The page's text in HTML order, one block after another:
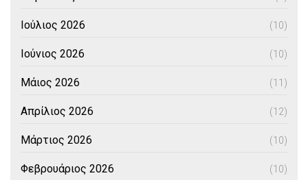
Ιούλιος 2026 (10)
Ιούνιος 2026 (10)
Μάιος 2026 (11)
Απρίλιος 2026 (12)
Μάρτιος 2026 (10)
Φεβρουάριος 2026 (10)